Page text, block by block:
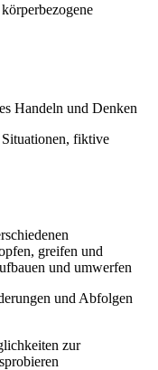
Handeln und Denken
Situationen, fiktive
greifen und
und umwerfen
und Abfolgen
zur